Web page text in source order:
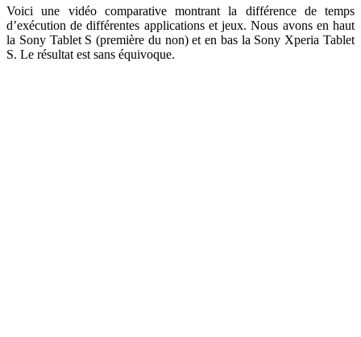
Voici une vidéo comparative montrant la différence de temps
d’exécution de différentes applications et jeux. Nous avons en haut
la Sony Tablet S (première du non) et en bas la Sony Xperia Tablet
S. Le résultat est sans équivoque.